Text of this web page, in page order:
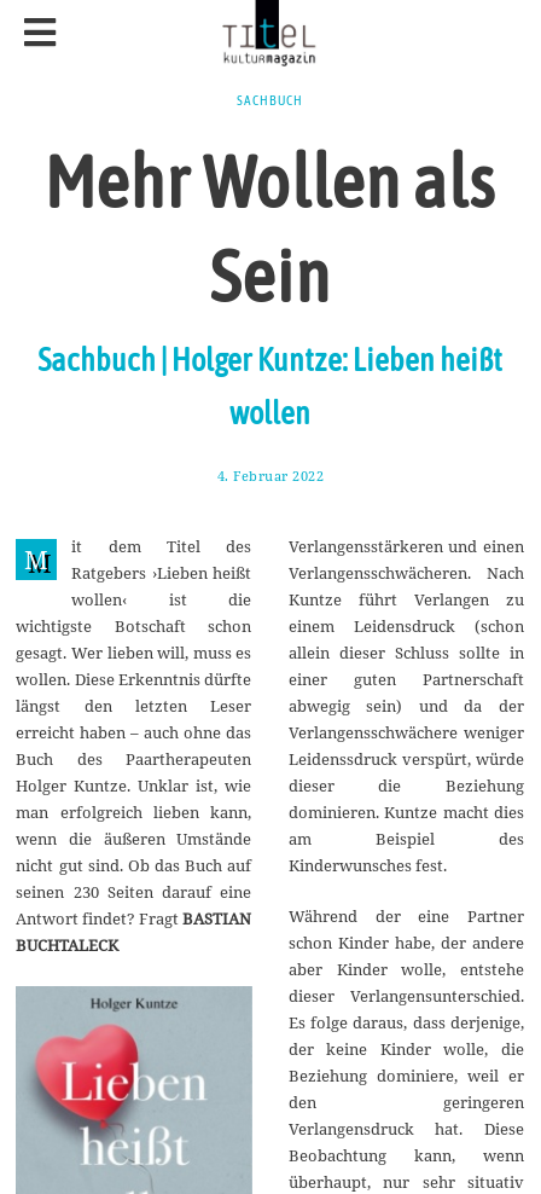
SACHBUCH
Mehr Wollen als
Sein
Sachbuch | Holger Kuntze: Lieben heißt
wollen
4. Februar 2022
b
u
a
r
2
0
2
M
it dem Titel des
Ratgebers ›Lieben heißt
wollen‹ ist die
wichtigste Botschaft schon
gesagt. Wer lieben will, muss es
wollen. Diese Erkenntnis dürfte
längst den letzten Leser
erreicht haben – auch ohne das
Buch des Paartherapeuten
Holger Kuntze. Unklar ist, wie
man erfolgreich lieben kann,
wenn die äußeren Umstände
nicht gut sind. Ob das Buch auf
seinen 230 Seiten darauf eine
Antwort findet? FragtBASTIAN
BUCHTALECK
Verlangensstärkeren und einen
Verlangensschwächeren. Nach
Kuntze führt Verlangen zu
einem Leidensdruck (schon
allein dieser Schluss sollte in
einer guten Partnerschaft
abwegig sein) und da der
Verlangensschwächere weniger
Leidenssdruck verspürt, würde
dieser die Beziehung
dominieren. Kuntze macht dies
am Beispiel des
Kinderwunsches fest.
Während der eine Partner
schon Kinder habe, der andere
aber Kinder wolle, entstehe
dieser Verlangensunterschied.
Es folge daraus, dass derjenige,
der keine Kinder wolle, die
Beziehung dominiere, weil er
den geringeren
Verlangensdruck hat. Diese
Beobachtung kann, wenn
überhaupt, nur sehr situativ